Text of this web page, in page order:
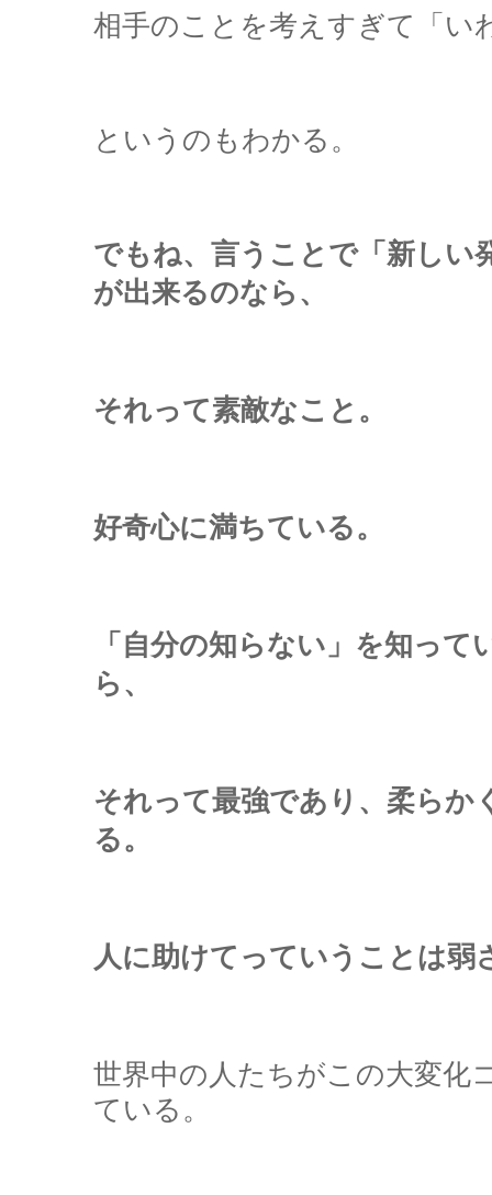
相手のことを考えすぎて「い
というのもわかる。
でもね、言うことで「新しい
が出来るのなら、
それって素敵なこと。
好奇心に満ちている。
「自分の知らない」を知っ
ら、
それって最強であり、柔らか
る。
人に助けてっていうことは弱
世界中の人たちがこの大変化
ている。